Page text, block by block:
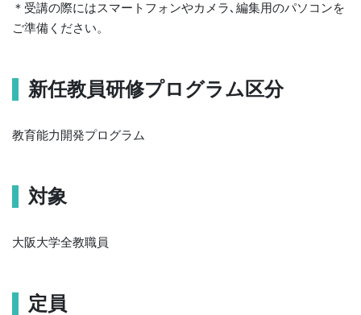
＊受講の際にはスマートフォンやカメラ､編集用のパソコンを
ご準備ください。
新任教員研修プログラム区分
教育能力開発プログラム
対象
大阪大学全教職員
定員